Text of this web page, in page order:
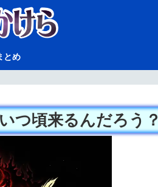
とめ
つ頃来るんだろう？